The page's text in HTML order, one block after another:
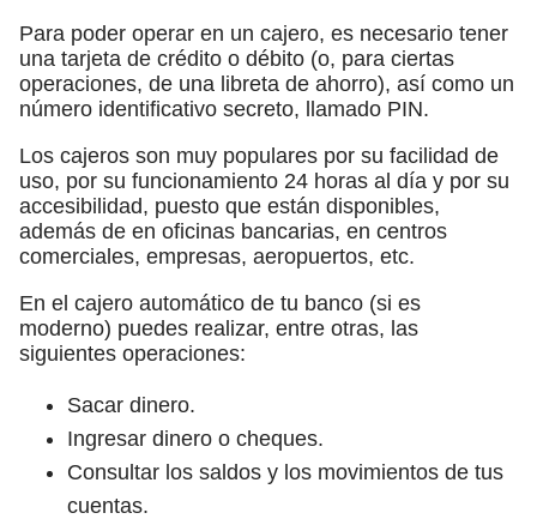
Para poder operar en un cajero, es necesario tener
una tarjeta de crédito o débito (o, para ciertas
operaciones, de una libreta de ahorro), así como un
número identificativo secreto, llamado PIN.
Los cajeros son muy populares por su facilidad de
uso, por su funcionamiento 24 horas al día y por su
accesibilidad, puesto que están disponibles,
además de en oficinas bancarias, en centros
comerciales, empresas, aeropuertos, etc.
En el cajero automático de tu banco (si es
moderno) puedes realizar, entre otras, las
siguientes operaciones:
Sacar dinero.
Ingresar dinero o cheques.
Consultar los saldos y los movimientos de tus
cuentas.